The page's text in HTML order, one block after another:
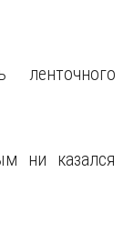
ленточного
ни казался